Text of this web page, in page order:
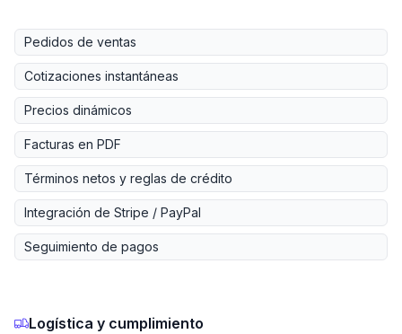
Pedidos de ventas
Cotizaciones instantáneas
Precios dinámicos
Facturas en PDF
Términos netos y reglas de crédito
Integración de Stripe / PayPal
Seguimiento de pagos
Logística y cumplimiento